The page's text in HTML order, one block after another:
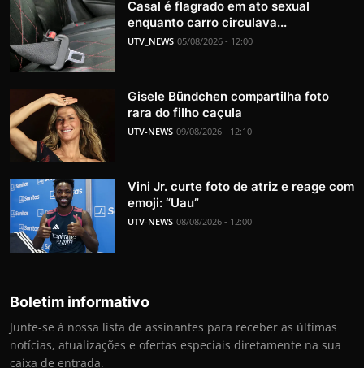
Casal é flagrado em ato sexual
enquanto carro circulava...
UTV_NEWS 05/08/2026 - 12:00
Gisele Bündchen compartilha foto
rara do filho caçula
UTV-NEWS 09/08/2026 - 12:10
Vini Jr. curte foto de atriz e reage com
emoji: “Uau”
UTV-NEWS 08/08/2026 - 12:00
Boletim informativo
Junte-se à nossa lista de assinantes para receber as últimas
notícias, atualizações e ofertas especiais diretamente na sua
caixa de entrada.